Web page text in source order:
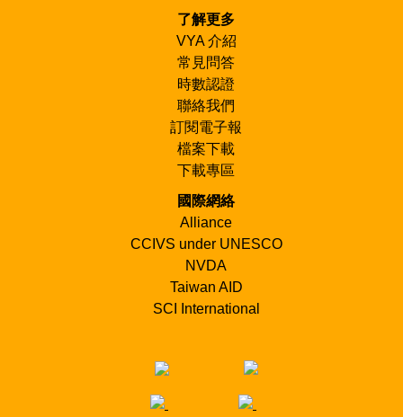
了解更多
VYA 介紹
常見問答
時數認證
聯絡我們
訂閱電子報
檔案下載
下載專區
國際網絡
Alliance
CCIVS under UNESCO
NVDA
Taiwan AID
SCI International